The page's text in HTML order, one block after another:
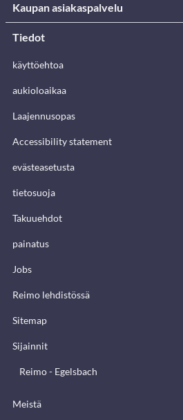
Kaupan asiakaspalvelu
Tiedot
käyttöehtoa
aukioloaikaa
Laajennusopas
Accessibility statement
evästeasetusta
tietosuoja
Takuuehdot
painatus
Jobs
Reimo lehdistössä
Sitemap
Sijainnit
Reimo - Egelsbach
Meistä